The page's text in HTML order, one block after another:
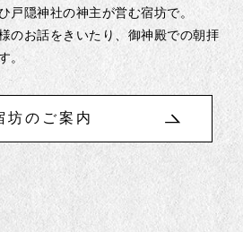
戸隠神社の神主が営む宿坊で。
のお話をきいたり、御神殿での朝拝
。
坊のご案内